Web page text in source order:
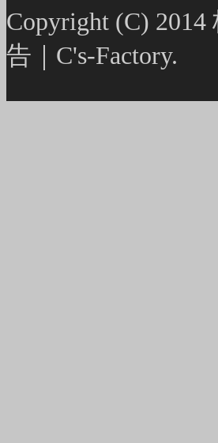
Copyright (C)
告｜C's-Factory.